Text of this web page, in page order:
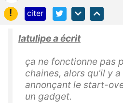
!
citer
latulipe a écrit
ça ne fonctionne pas
chaines, alors qu'il y
annonçant le start-
un gadget.